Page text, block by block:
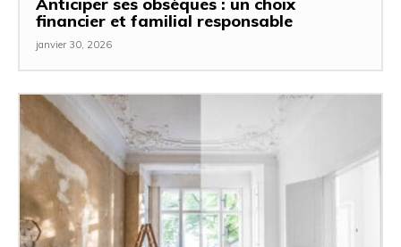
Anticiper ses obsèques : un choix
financier et familial responsable
janvier 30, 2026